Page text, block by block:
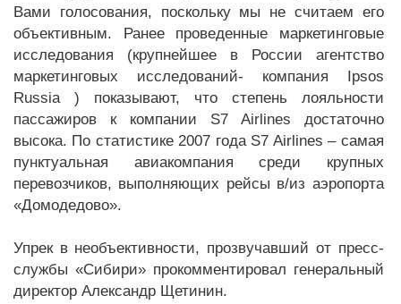
Вами голосования, поскольку мы не считаем его
объективным. Ранее проведенные маркетинговые
исследования (крупнейшее в России агентство
маркетинговых исследований- компания Ipsos
Russia ) показывают, что степень лояльности
пассажиров к компании S7 Airlines достаточно
высока. По статистике 2007 года S7 Airlines – самая
пунктуальная авиакомпания среди крупных
перевозчиков, выполняющих рейсы в/из аэропорта
«Домодедово».
Упрек в необъективности, прозвучавший от пресс-
службы «Сибири» прокомментировал генеральный
директор Александр Щетинин.